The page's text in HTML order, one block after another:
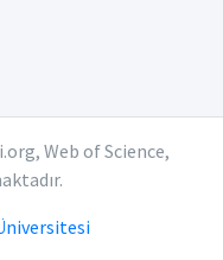
Web of Science,